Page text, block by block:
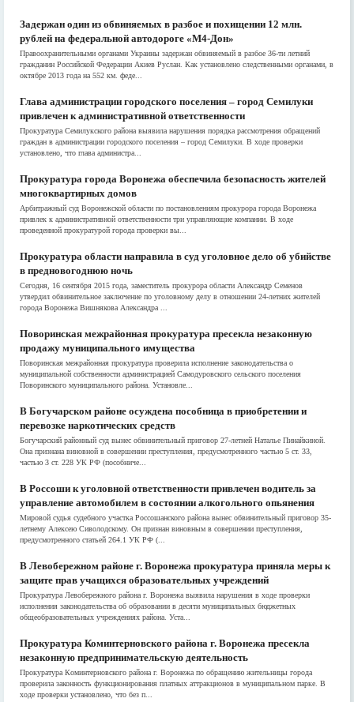
Задержан один из обвиняемых в разбое и похищении 12 млн.
рублей на федеральной автодороге «М4-Дон»
Правоохранительными органами Украины задержан обвиняемый в разбое 36-ти летний
гражданин Российской Федерации Акиев Руслан. Как установлено следственными органами, в
октябре 2013 года на 552 км. феде...
Глава администрации городского поселения – город Семилуки
привлечен к административной ответственности
Прокуратура Семилукского района выявила нарушения порядка рассмотрения обращений
граждан в администрации городского поселения – город Семилуки. В ходе проверки
установлено, что глава администра...
Прокуратура города Воронежа обеспечила безопасность жителей
многоквартирных домов
Арбитражный суд Воронежской области по постановлениям прокурора города Воронежа
привлек к административной ответственности три управляющие компании. В ходе
проведенной прокуратурой города проверки вы...
Прокуратура области направила в суд уголовное дело об убийстве
в предновогоднюю ночь
Сегодня, 16 сентября 2015 года, заместитель прокурора области Александр Семенов
утвердил обвинительное заключение по уголовному делу в отношении 24-летних жителей
города Воронежа Вишнякова Александра ...
Поворинская межрайонная прокуратура пресекла незаконную
продажу муниципального имущества
Поворинская межрайонная прокуратура проверила исполнение законодательства о
муниципальной собственности администрацией Самодуровского сельского поселения
Поворинского муниципального района. Установле...
В Богучарском районе осуждена пособница в приобретении и
перевозке наркотических средств
Богучарский районный суд вынес обвинительный приговор 27-летней Наталье Пинайкиной.
Она признана виновной в совершении преступления, предусмотренного частью 5 ст. 33,
частью 3 ст. 228 УК РФ (пособниче...
В Россоши к уголовной ответственности привлечен водитель за
управление автомобилем в состоянии алкогольного опьянения
Мировой судья судебного участка Россошанского района вынес обвинительный приговор 35-
летнему Алексею Сиволодскому. Он признан виновным в совершении преступления,
предусмотренного статьей 264.1 УК РФ (...
В Левобережном районе г. Воронежа прокуратура приняла меры к
защите прав учащихся образовательных учреждений
Прокуратура Левобережного района г. Воронежа выявила нарушения в ходе проверки
исполнения законодательства об образовании в десяти муниципальных бюджетных
общеобразовательных учреждениях района. Уста...
Прокуратура Коминтерновского района г. Воронежа пресекла
незаконную предпринимательскую деятельность
Прокуратура Коминтерновского района г. Воронежа по обращению жительницы города
проверила законность функционирования платных аттракционов в муниципальном парке. В
ходе проверки установлено, что без п...